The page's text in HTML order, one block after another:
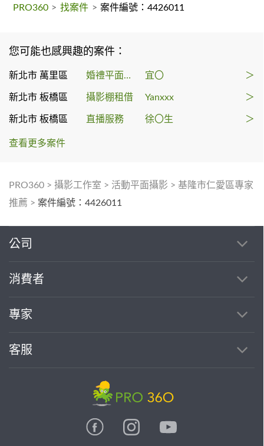
PRO360 > 找案件 > 案件編號：4426011
您可能也感興趣的案件：
新北市 萬里區 婚禮平面攝影 宜〇 ＞
新北市 板橋區 攝影棚租借 Yanxxx ＞
新北市 板橋區 直播服務 徐〇生 ＞
查看更多案件
PRO360 > 攝影工作室 > 活動平面攝影 > 基隆市仁愛區專家
推薦 > 案件編號：4426011
公司
消費者
專家
客服